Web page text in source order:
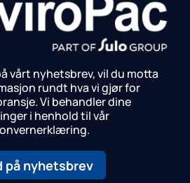
vårt nyhetsbrev, vil du motta
rundt hva vi gjør for
Vi behandler dine
i henhold til vår
på nyhetsbrev